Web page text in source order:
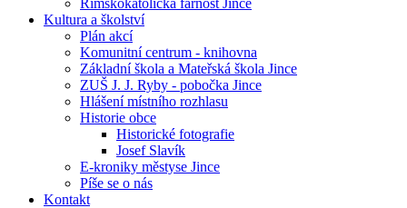
Římskokatolická farnost Jince
Kultura a školství
Plán akcí
Komunitní centrum - knihovna
Základní škola a Mateřská škola Jince
ZUŠ J. J. Ryby - pobočka Jince
Hlášení místního rozhlasu
Historie obce
Historické fotografie
Josef Slavík
E-kroniky městyse Jince
Píše se o nás
Kontakt